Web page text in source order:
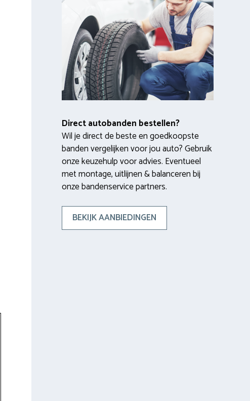
Direct autobanden bestellen?
Wil je direct de beste en goedkoopste
banden vergelijken voor jou auto? Gebruik
onze keuzehulp voor advies. Eventueel
met montage, uitlijnen & balanceren bij
onze bandenservice partners.
BEKIJK AANBIEDINGEN